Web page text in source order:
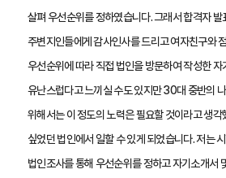
살펴 우선순위를 정하였습니다. 그래서 합격자
주변지인들에게 감사인사를 드리고 여자친구와
우선순위에 따라 직접 법인을 방문하여 작성한
유난스럽다고 느끼실 수도 있지만 30대 중반의
위해서는 이 정도의 노력은 필요할 것이라고 생
싶었던 법인에서 일할 수 있게 되었습니다. 저는
법인조사를 통해 우선순위를 정하고 자기소개서